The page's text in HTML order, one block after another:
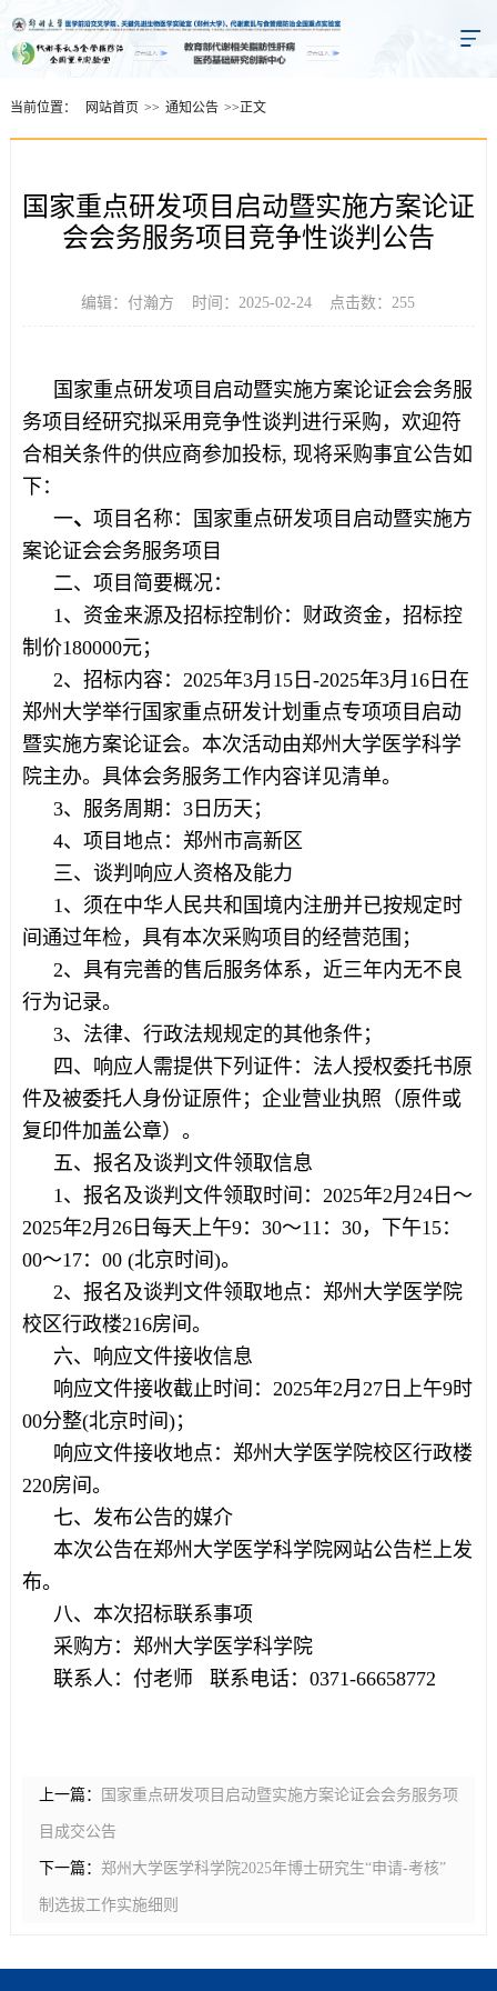
当前位置： 网站首页 >> 通知公告 >>正文
国家重点研发项目启动暨实施方案论证
会会务服务项目竞争性谈判公告
编辑：付瀚方 时间：2025-02-24 点击数：255
国家重点研发项目启动暨实施方案论证会会务服
务项目经研究拟采用竞争性谈判进行采购，欢迎符
合相关条件的供应商参加投标, 现将采购事宜公告如
下：
一、 项目名称：国家重点研发项目启动暨实施方
案论证会会务服务项目
二、项目简要概况：
1、资金来源及招标控制价：财政资金，招标控
制价180000元；
2、招标内容：2025年3月15日-2025年3月16日在
郑州大学举行国家重点研发计划重点专项项目启动
暨实施方案论证会。本次活动由郑州大学医学科学
院主办。具体会务服务工作内容详见清单。
3、服务周期：3日历天；
4、项目地点：郑州市高新区
三、谈判响应人资格及能力
1、须在中华人民共和国境内注册并已按规定时
间通过年检，具有本次采购项目的经营范围；
2、具有完善的售后服务体系，近三年内无不良
行为记录。
3、法律、行政法规规定的其他条件；
四、响应人需提供下列证件：法人授权委托书原
件及被委托人身份证原件；企业营业执照（原件或
复印件加盖公章）。
五、报名及谈判文件领取信息
1、报名及谈判文件领取时间：2025年2月24日～
2025年2月26日每天上午9：30～11：30，下午15：
00～17：00 (北京时间)。
2、报名及谈判文件领取地点：郑州大学医学院
校区行政楼216房间。
六、响应文件接收信息
响应文件接收截止时间：2025年2月27日上午9时
00分整(北京时间)；
响应文件接收地点：郑州大学医学院校区行政楼
220房间。
七、发布公告的媒介
本次公告在郑州大学医学科学院网站公告栏上发
布。
八、本次招标联系事项
采购方：郑州大学医学科学院
联系人：付老师 联系电话：0371-66658772
上一篇： 国家重点研发项目启动暨实施方案论证会会务服务项
目成交公告
下一篇： 郑州大学医学科学院2025年博士研究生“申请-考核”
制选拔工作实施细则